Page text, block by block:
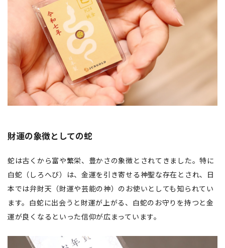
財運の象徴としての蛇
蛇は古くから富や繁栄、豊かさの象徴とされてきました。特に
白蛇（しろへび）は、金運を引き寄せる神聖な存在とされ、日
本では弁財天（財運や芸能の神）のお使いとしても知られてい
ます。白蛇に出会うと財運が上がる、白蛇のお守りを持つと金
運が良くなるといった信仰が広まっています。